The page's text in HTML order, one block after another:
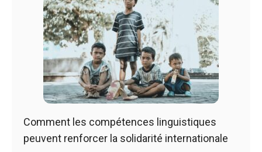
Comment les compétences linguistiques
peuvent renforcer la solidarité internationale